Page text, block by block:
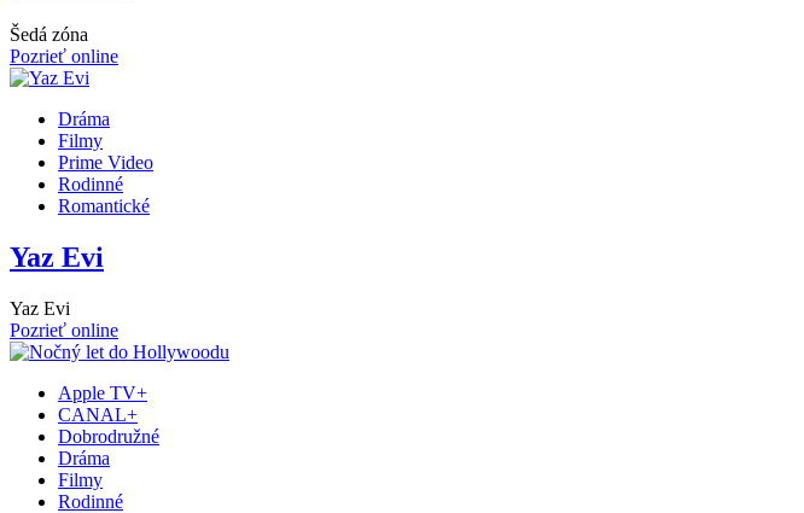
Šedá zóna
Pozrieť online
Dráma
Filmy
Prime Video
Rodinné
Romantické
Yaz Evi
Yaz Evi
Pozrieť online
Apple TV+
CANAL+
Dobrodružné
Dráma
Filmy
Rodinné